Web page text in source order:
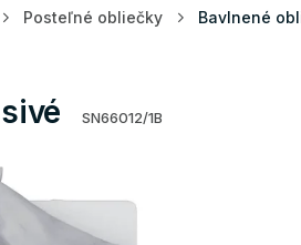
Posteľné obliečky Bavlnené
SN66012/1B